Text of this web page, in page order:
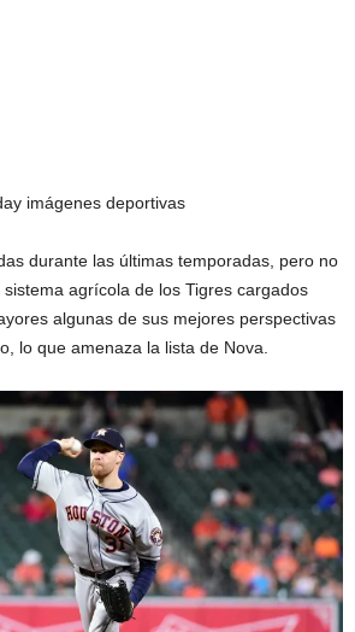
imágenes deportivas
durante las últimas temporadas, pero no
agrícola de los Tigres cargados
algunas de sus mejores perspectivas
lo que amenaza la lista de Nova.